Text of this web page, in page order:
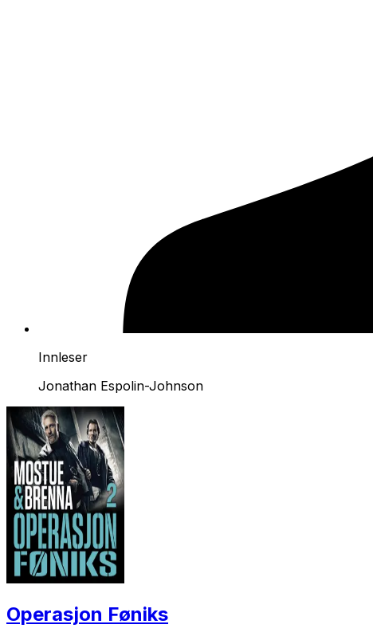
Innleser
Jonathan Espolin-Johnson
Operasjon Føniks